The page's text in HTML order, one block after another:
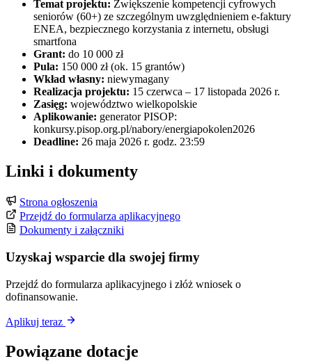
Temat projektu: Zwiększenie kompetencji cyfrowych
seniorów (60+) ze szczególnym uwzględnieniem e-faktury
ENEA, bezpiecznego korzystania z internetu, obsługi
smartfona
Grant: do 10 000 zł
Pula: 150 000 zł (ok. 15 grantów)
Wkład własny: niewymagany
Realizacja projektu: 15 czerwca – 17 listopada 2026 r.
Zasięg: województwo wielkopolskie
Aplikowanie: generator PISOP:
konkursy.pisop.org.pl/nabory/energiapokolen2026
Deadline: 26 maja 2026 r. godz. 23:59
Linki i dokumenty
Strona ogłoszenia
Przejdź do formularza aplikacyjnego
Dokumenty i załączniki
Uzyskaj wsparcie dla swojej firmy
Przejdź do formularza aplikacyjnego i złóż wniosek o
dofinansowanie.
Aplikuj teraz
Powiązane dotacje